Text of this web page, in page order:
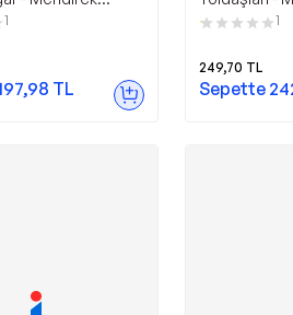
1
TL
1
249,70 TL
Sepette